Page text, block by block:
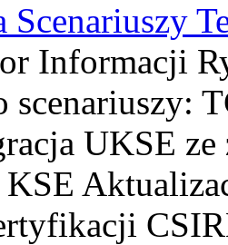
Scenariuszy
Informacji
scenariuszy:
UKSE